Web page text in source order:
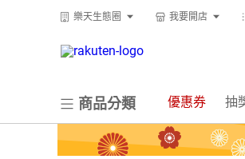
樂天生態圈 我要開店
商品分類 優惠券 抽